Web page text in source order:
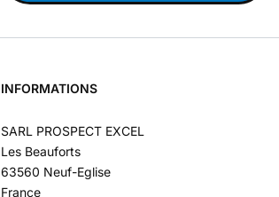
INFORMATIONS
SARL PROSPECT EXCEL
Les Beauforts
63560 Neuf-Eglise
France